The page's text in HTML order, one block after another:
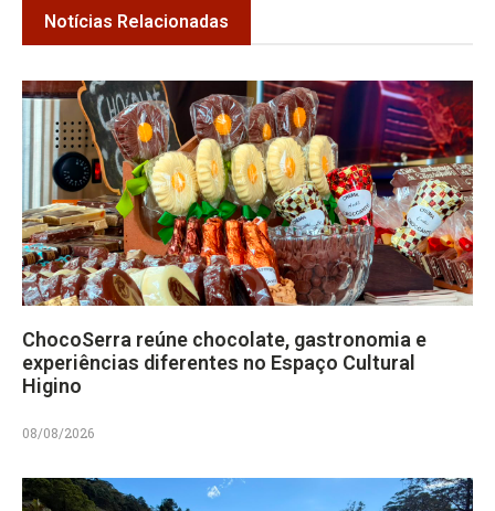
Notícias Relacionadas
ChocoSerra reúne chocolate, gastronomia e
experiências diferentes no Espaço Cultural
Higino
08/08/2026